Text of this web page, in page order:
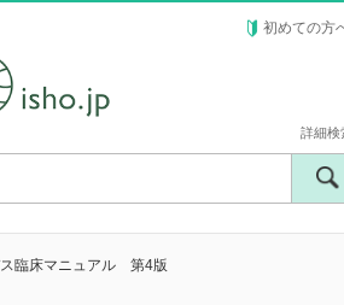
初めての方
詳細検
臨床マニュアル 第4版